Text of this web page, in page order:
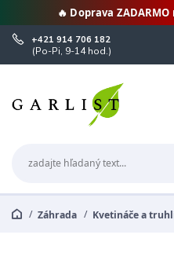
🔥 Doprava
+421 914 706 182
(Po-Pi, 9-14 hod.)
Záhrada Kvetináče a